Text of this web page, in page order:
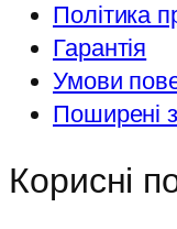
Політика
Гарантія
Умови
Поширені
Корисні